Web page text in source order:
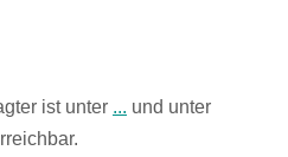
ist unter ... und unter